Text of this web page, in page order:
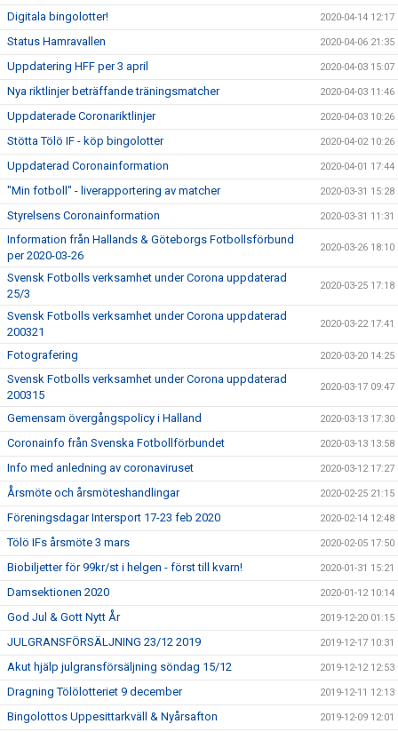
Digitala bingolotter! 2020-04-14 12:17
Status Hamravallen 2020-04-06 21:35
Uppdatering HFF per 3 april 2020-04-03 15:07
Nya riktlinjer beträffande träningsmatcher 2020-04-03 11:46
Uppdaterade Coronariktlinjer 2020-04-03 10:26
Stötta Tölö IF - köp bingolotter 2020-04-02 10:26
Uppdaterad Coronainformation 2020-04-01 17:44
"Min fotboll" - liverapportering av matcher 2020-03-31 15:28
Styrelsens Coronainformation 2020-03-31 11:31
Information från Hallands & Göteborgs Fotbollsförbund
per 2020-03-26
2020-03-26 18:10
Svensk Fotbolls verksamhet under Corona uppdaterad
25/3
2020-03-25 17:18
Svensk Fotbolls verksamhet under Corona uppdaterad
200321
2020-03-22 17:41
Fotografering 2020-03-20 14:25
Svensk Fotbolls verksamhet under Corona uppdaterad
200315
2020-03-17 09:47
Gemensam övergångspolicy i Halland 2020-03-13 17:30
Coronainfo från Svenska Fotbollförbundet 2020-03-13 13:58
Info med anledning av coronaviruset 2020-03-12 17:27
Årsmöte och årsmöteshandlingar 2020-02-25 21:15
Föreningsdagar Intersport 17-23 feb 2020 2020-02-14 12:48
Tölö IFs årsmöte 3 mars 2020-02-05 17:50
Biobiljetter för 99kr/st i helgen - först till kvarn! 2020-01-31 15:21
Damsektionen 2020 2020-01-12 10:14
God Jul & Gott Nytt År 2019-12-20 01:15
JULGRANSFÖRSÄLJNING 23/12 2019 2019-12-17 10:31
Akut hjälp julgransförsäljning söndag 15/12 2019-12-12 12:53
Dragning Tölölotteriet 9 december 2019-12-11 12:13
Bingolottos Uppesittarkväll & Nyårsafton 2019-12-09 12:01